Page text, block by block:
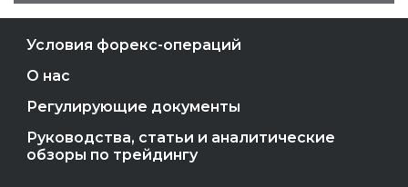
Условия форекс-операций
О нас
Регулирующие документы
Руководства, статьи и аналитические
обзоры по трейдингу